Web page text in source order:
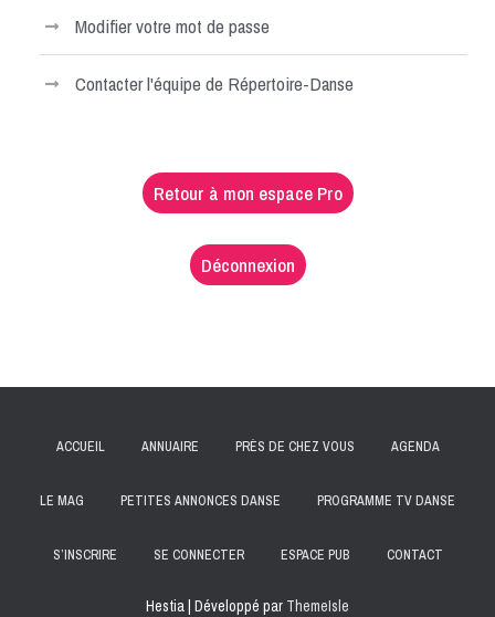
Modifier votre mot de passe
Contacter l'équipe de Répertoire-Danse
Retour à mon espace Pro
Déconnexion
ACCUEIL ANNUAIRE PRÈS DE CHEZ VOUS AGENDA
LE MAG PETITES ANNONCES DANSE PROGRAMME TV DANSE
S’INSCRIRE SE CONNECTER ESPACE PUB CONTACT
Hestia | Développé par ThemeIsle